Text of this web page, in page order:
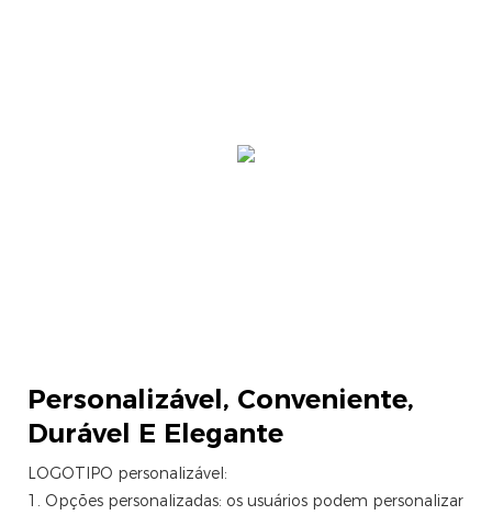
Personalizável, Conveniente,
Durável E Elegante
LOGOTIPO personalizável:
1. Opções personalizadas: os usuários podem personalizar